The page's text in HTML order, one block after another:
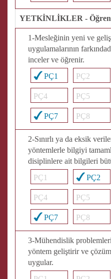
YETKİNLİKLER -
1-Mesleğinin yeni ve
uygulamalarının
inceler ve öğrenir.
PÇ1
PÇ2
PÇ4 PÇ5
PÇ7 PÇ8
2-Sınırlı ya da eksik
yöntemlerle bilgiyi
disiplinlere ait bilgileri
PÇ1
PÇ2
PÇ4 PÇ5
PÇ7 PÇ8
3-Mühendislik
yöntem geliştirir ve
uygular.